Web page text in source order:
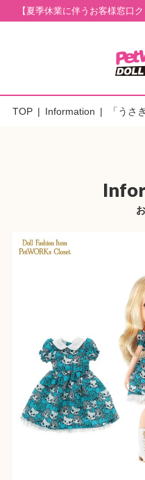
【夏季休業に伴うお客様窓口
TOP Information 「うさ